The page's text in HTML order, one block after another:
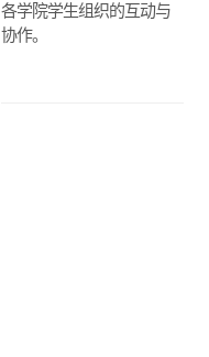
各学院学生组织的互动与
协作。